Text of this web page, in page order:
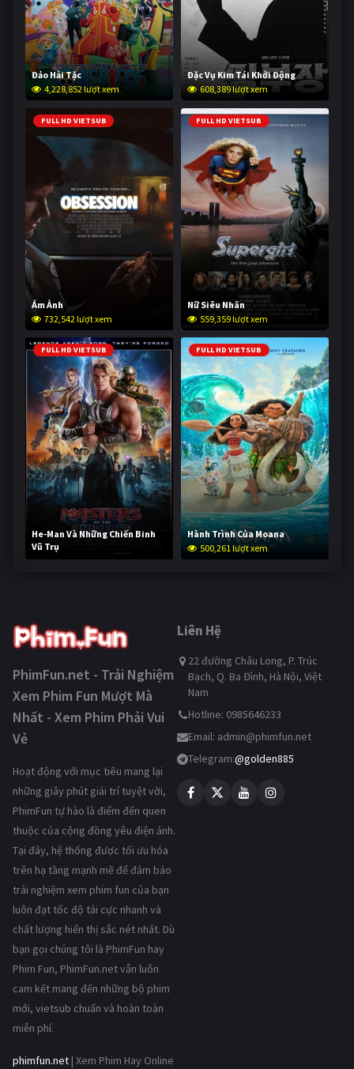
Đảo Hải Tặc
4,228,852 lượt xem
Đặc Vụ Kim Tái Khởi Động
608,389 lượt xem
FULL HD VIETSUB
Ám Ảnh
732,542 lượt xem
FULL HD VIETSUB
Nữ Siêu Nhân
559,359 lượt xem
FULL HD VIETSUB
He-Man Và Những Chiến Binh
Vũ Trụ
249,821 lượt xem
FULL HD VIETSUB
Hành Trình Của Moana
500,261 lượt xem
PhimFun.net - Trải Nghiệm
Xem Phim Fun Mượt Mà
Nhất - Xem Phim Phải Vui
Vẻ
Hoạt động với mục tiêu mang lại
những giây phút giải trí tuyệt vời,
PhimFun tự hào là điểm đến quen
thuộc của cộng đồng yêu điện ảnh.
Tại đây, hệ thống được tối ưu hóa
trên hạ tầng mạnh mẽ để đảm bảo
trải nghiệm xem phim fun của bạn
luôn đạt tốc độ tải cực nhanh và
chất lượng hiển thị sắc nét nhất. Dù
bạn gọi chúng tôi là PhimFun hay
Phim Fun, PhimFun.net vẫn luôn
cam kết mang đến những bộ phim
mới, vietsub chuẩn và hoàn toàn
miễn phí.
phimfun.net | Xem Phim Hay Online
Liên Hệ
22 đường Châu Long, P. Trúc
Bạch, Q. Ba Đình, Hà Nội, Việt
Nam
Hotline: 0985646233
Email: admin@phimfun.net
Telegram:@golden885